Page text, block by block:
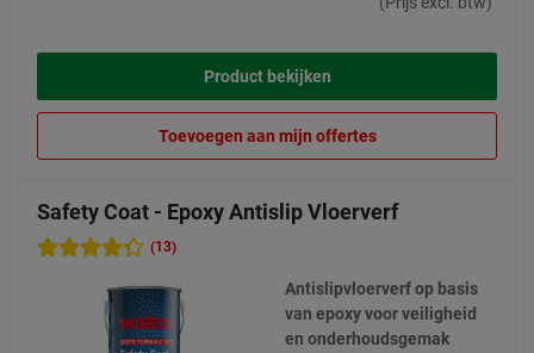
Product bekijken
Toevoegen aan mijn offertes
Safety Coat - Epoxy Antislip Vloerverf
(13)
Antislipvloerverf op basis
van epoxy voor veiligheid
en onderhoudsgemak